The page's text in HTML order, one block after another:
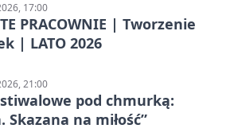
17:00
PRACOWNIE | Tworzenie
| LATO 2026
21:00
pod chmurką:
Skazana na miłość”